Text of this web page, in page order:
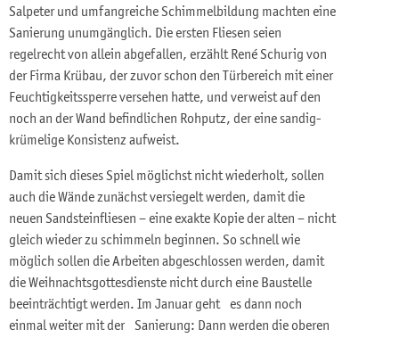
Salpeter und umfangreiche Schimmelbildung machten eine
Sanierung unumgänglich. Die ersten Fliesen seien
regelrecht von allein abgefallen, erzählt René Schurig von
der Firma Krübau, der zuvor schon den Türbereich mit einer
Feuchtigkeitssperre versehen hatte, und verweist auf den
noch an der Wand befindlichen Rohputz, der eine sandig-
krümelige Konsistenz aufweist.
Damit sich dieses Spiel möglichst nicht wiederholt, sollen
auch die Wände zunächst versiegelt werden, damit die
neuen Sandsteinfliesen – eine exakte Kopie der alten – nicht
gleich wieder zu schimmeln beginnen. So schnell wie
möglich sollen die Arbeiten abgeschlossen werden, damit
die Weihnachtsgottesdienste nicht durch eine Baustelle
beeinträchtigt werden. Im Januar geht es dann noch
einmal weiter mit der Sanierung: Dann werden die oberen